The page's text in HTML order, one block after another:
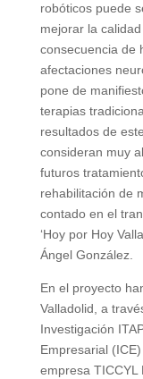
robóticos puede
mejorar la
consecuencia de
afectaciones
pone de
terapias
resultados de
consideran muy
futuros
rehabilitación de
contado en el
‘Hoy por Hoy
Ángel González.
En el proyecto
Valladolid, a
Investigación
Empresarial
empresa TICCYL